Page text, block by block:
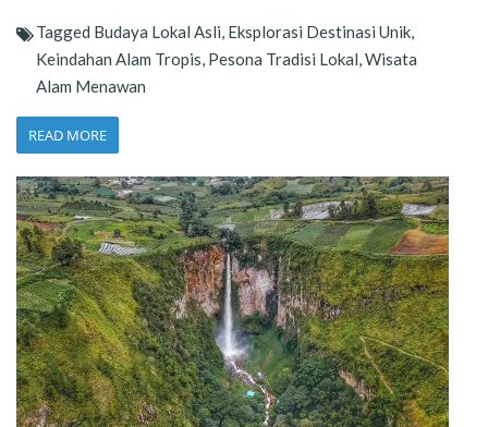
Tagged Budaya Lokal Asli, Eksplorasi Destinasi Unik,
Keindahan Alam Tropis, Pesona Tradisi Lokal,Wisata
Alam Menawan
READ MORE